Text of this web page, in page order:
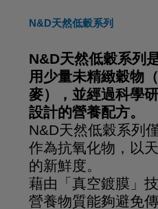
N&D天然低穀系列
N&D天然低穀系列
用少量未精緻穀物
麥），並經過科學
設計的營養配方。
N&D天然低穀系列
作為抗氧化物，以
的新鮮度。
藉由「真空鍍膜」
營養物質能夠避免